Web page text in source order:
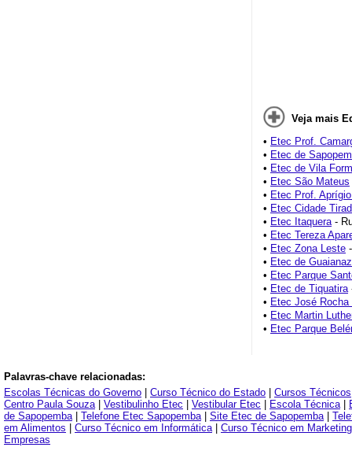
Veja mais
• Etec Prof.
• Etec de
• Etec de Vila
• Etec São Mateus
• Etec Prof.
• Etec Cidade
• Etec Itaquera-
• Etec Tereza
• Etec Zona Leste
• Etec de
• Etec Parque
• Etec de Tiquatira
• Etec José Rocha
• Etec Martin
• Etec Parque
Palavras-chave relacionadas:
Escolas Técnicas do Governo
Curso Técnico do Estado Cursos Técnicos
Centro Paula Souza| Vestibulinho Etec Vestibular Etec Escola Técnica|
de Sapopemba| Telefone Etec Sapopemba| Site Etec de Sapopemba|
em Alimentos
Curso Técnico em Informática| Curso Técnico em Marketing
Empresas